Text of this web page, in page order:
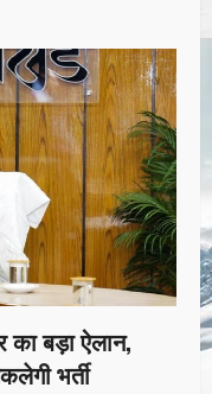
का बड़ा ऐलान,
भर्ती